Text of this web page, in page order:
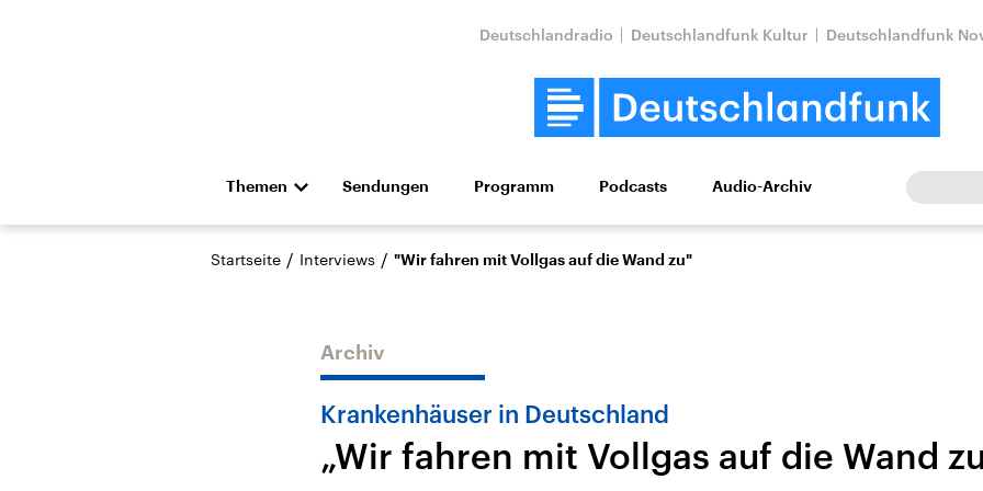
Deutschlandradio Deutschlandfunk Kultur Deutschlandfunk
Themen
Die Nachrichten Politik Wirtschaft Wissen Kultur Europa
Hörspiel und Feature Musik
Landtagswahl Sachsen-
Anhalt 2026
USA
Nahostkonflikt
Aktuelle Lage und
Iran
Sendungen Programm Podcasts Audio-Archiv
Startseite / Interviews / "Wir fahren mit Vollgas auf die Wand zu"
Archiv
Krankenhäuser in Deutschland
„Wir fahren mit Vollgas auf die Wand